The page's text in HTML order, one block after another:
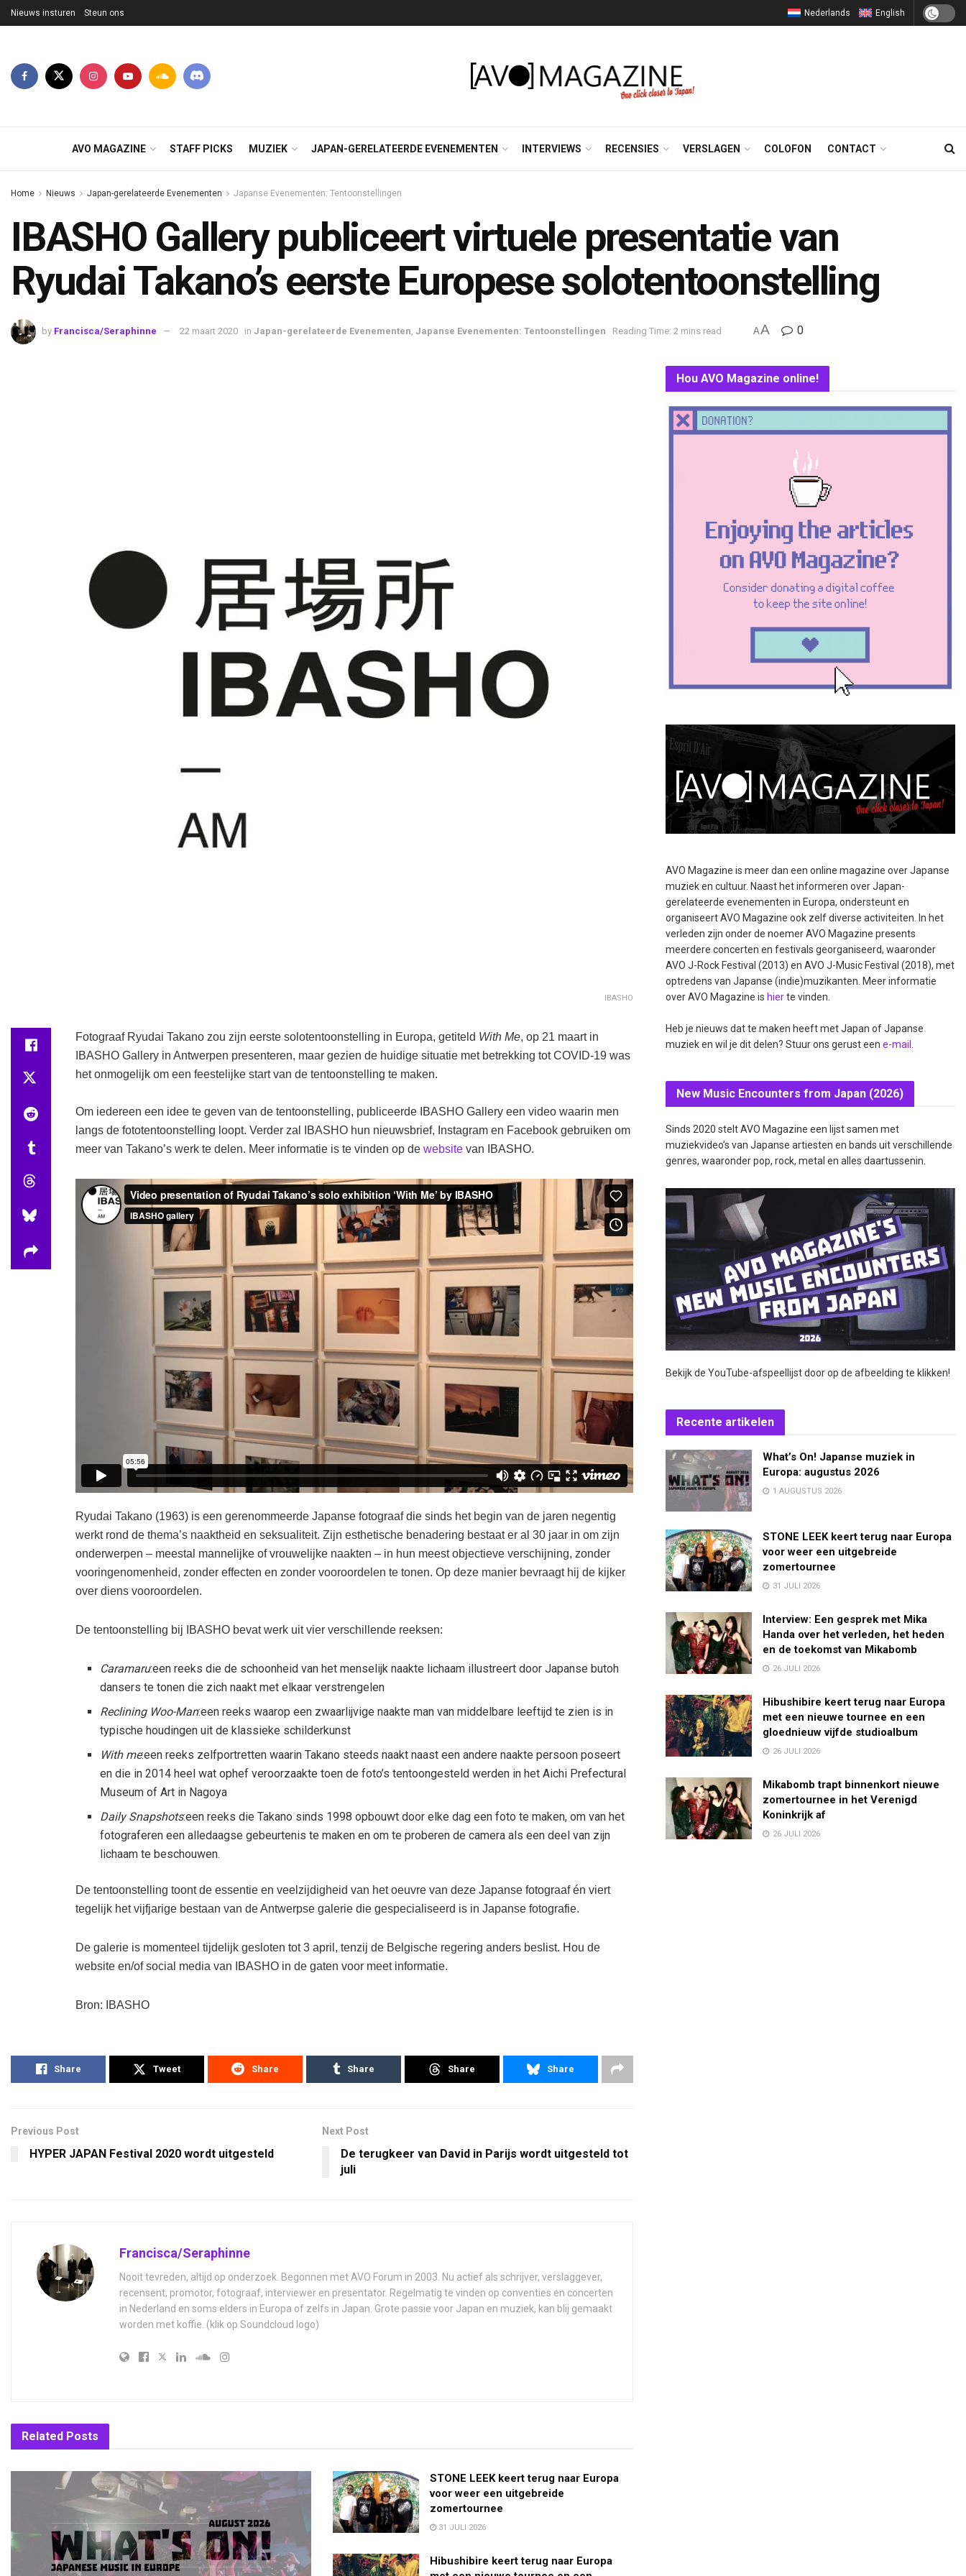
Nieuws insturen Steun ons Nederlands English
AVO MAGAZINE STAFF PICKS MUZIEK JAPAN-GERELATEERDE EVENEMENTEN INTERVIEWS RECENSIES VERSLAGEN COLOFON CONTACT
Home Nieuws Japan-gerelateerde Evenementen Japanse Evenementen: Tentoonstellingen
IBASHO Gallery publiceert virtuele presentatie van
Ryudai Takano’s eerste Europese solotentoonstelling
by Francisca/Seraphinne 22 maart 2020 in Japan-gerelateerde Evenementen, Japanse Evenementen: Tentoonstellingen Reading Time: 2 mins read AA 0
IBASHO
Fotograaf Ryudai Takano zou zijn eerste solotentoonstelling in Europa, getiteld With Me, op 21 maart in
IBASHO Gallery in Antwerpen presenteren, maar gezien de huidige situatie met betrekking tot COVID-19 was
het onmogelijk om een feestelijke start van de tentoonstelling te maken.
Om iedereen een idee te geven van de tentoonstelling, publiceerde IBASHO Gallery een video waarin men
langs de fototentoonstelling loopt. Verder zal IBASHO hun nieuwsbrief, Instagram en Facebook gebruiken om
meer van Takano’s werk te delen. Meer informatie is te vinden op de website van IBASHO.
Ryudai Takano (1963) is een gerenommeerde Japanse fotograaf die sinds het begin van de jaren negentig
werkt rond de thema’s naaktheid en seksualiteit. Zijn esthetische benadering bestaat er al 30 jaar in om zijn
onderwerpen – meestal mannelijke of vrouwelijke naakten – in hun meest objectieve verschijning, zonder
vooringenomenheid, zonder effecten en zonder vooroordelen te tonen. Op deze manier bevraagt hij de kijker
over diens vooroordelen.
De tentoonstelling bij IBASHO bevat werk uit vier verschillende reeksen:
Caramaru:een reeks die de schoonheid van het menselijk naakte lichaam illustreert door Japanse butoh
dansers te tonen die zich naakt met elkaar verstrengelen
Reclining Woo-Man:een reeks waarop een zwaarlijvige naakte man van middelbare leeftijd te zien is in
typische houdingen uit de klassieke schilderkunst
With me:een reeks zelfportretten waarin Takano steeds naakt naast een andere naakte persoon poseert
en die in 2014 heel wat ophef veroorzaakte toen de foto’s tentoongesteld werden in het Aichi Prefectural
Museum of Art in Nagoya
Daily Snapshots:een reeks die Takano sinds 1998 opbouwt door elke dag een foto te maken, om van het
fotograferen een alledaagse gebeurtenis te maken en om te proberen de camera als een deel van zijn
lichaam te beschouwen.
De tentoonstelling toont de essentie en veelzijdigheid van het oeuvre van deze Japanse fotograaf én viert
tegelijk het vijfjarige bestaan van de Antwerpse galerie die gespecialiseerd is in Japanse fotografie.
De galerie is momenteel tijdelijk gesloten tot 3 april, tenzij de Belgische regering anders beslist. Hou de
website en/of social media van IBASHO in de gaten voor meet informatie.
Bron: IBASHO
Share Tweet Share Share Share Share
Previous Post
HYPER JAPAN Festival 2020 wordt uitgesteld
Next Post
De terugkeer van David in Parijs wordt uitgesteld tot
juli
Francisca/Seraphinne
Nooit tevreden, altijd op onderzoek. Begonnen met AVO Forum in 2003. Nu actief als schrijver, verslaggever,
recensent, promotor, fotograaf, interviewer en presentator. Regelmatig te vinden op conventies en concerten
in Nederland en soms elders in Europa of zelfs in Japan. Grote passie voor Japan en muziek, kan blij gemaakt
worden met koffie. (klik op Soundcloud logo)
Related Posts
STONE LEEK keert terug naar Europa
voor weer een uitgebreide
zomertournee
31 JULI 2026
Hibushibire keert terug naar Europa
Hou AVO Magazine online!
AVO Magazine is meer dan een online magazine over Japanse
muziek en cultuur. Naast het informeren over Japan-
gerelateerde evenementen in Europa, ondersteunt en
organiseert AVO Magazine ook zelf diverse activiteiten. In het
verleden zijn onder de noemer AVO Magazine presents
meerdere concerten en festivals georganiseerd, waaronder
AVO J-Rock Festival (2013) en AVO J-Music Festival (2018), met
optredens van Japanse (indie)muzikanten. Meer informatie
over AVO Magazine is hierte vinden.
Heb je nieuws dat te maken heeft met Japan of Japanse
muziek en wil je dit delen? Stuur ons gerust een e-mail
New Music Encounters from Japan (2026)
Sinds 2020 stelt AVO Magazine een lijst samen met
muziekvideo’s van Japanse artiesten en bands uit verschillende
genres, waaronder pop, rock, metal en alles daartussenin.
Bekijk de YouTube-afspeellijst door op de afbeelding te klikken!
Recente artikelen
What’s On! Japanse muziek in
Europa: augustus 2026
1 AUGUSTUS 2026
STONE LEEK keert terug naar Europa
voor weer een uitgebreide
zomertournee
31 JULI 2026
Interview: Een gesprek met Mika
Handa over het verleden, het heden
en de toekomst van Mikabomb
26 JULI 2026
Hibushibire keert terug naar Europa
met een nieuwe tournee en een
gloednieuw vijfde studioalbum
26 JULI 2026
Mikabomb trapt binnenkort nieuwe
zomertournee in het Verenigd
Koninkrijk af
26 JULI 2026